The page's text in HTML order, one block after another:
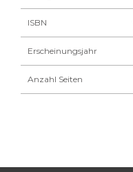
ISBN
Erscheinungsjahr
Anzahl Seiten